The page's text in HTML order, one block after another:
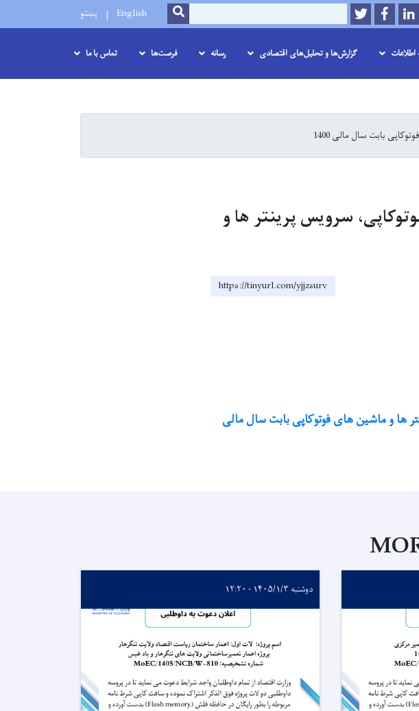
Youtube
LinkedIn
Facebook
Twitter
Search
SEARCH
English پښتو
گزارش‌ها و تحلیل‌های اقتصادی رسانه فرصت‌ها تماس با ما
بابت سال مالی 1400
سرویس پرینتر ها و
https://tinyurl.com/yjjzsurv
ها و ماشین های فوتوکاپی بابت سال مالی
دوشنبه ۱۴۰۵/۱/۳ - ۱۲:۲۰